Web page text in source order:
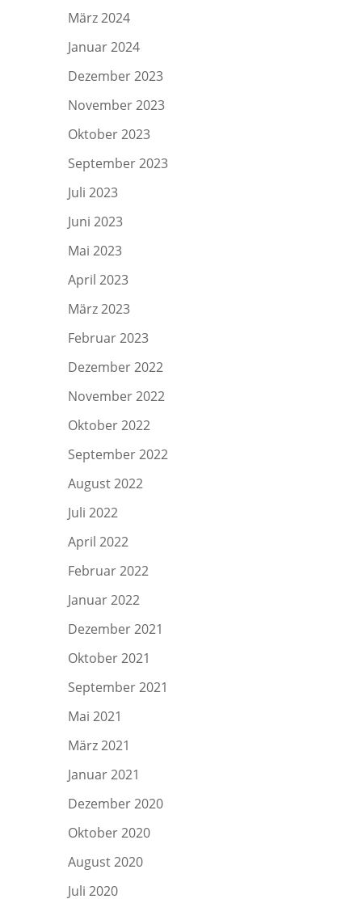
März 2024
Januar 2024
Dezember 2023
November 2023
Oktober 2023
September 2023
Juli 2023
Juni 2023
Mai 2023
April 2023
März 2023
Februar 2023
Dezember 2022
November 2022
Oktober 2022
September 2022
August 2022
Juli 2022
April 2022
Februar 2022
Januar 2022
Dezember 2021
Oktober 2021
September 2021
Mai 2021
März 2021
Januar 2021
Dezember 2020
Oktober 2020
August 2020
Juli 2020